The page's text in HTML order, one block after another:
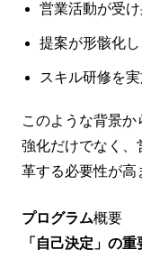
営業活動が受
提案が形骸化
スキル研修を
このような背景
強化だけでなく、
革する必要性が高
プログラム概要
「自己決定」の